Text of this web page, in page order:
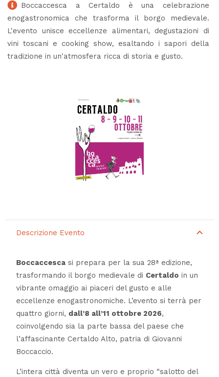
Boccaccesca a Certaldo è una celebrazione
enogastronomica che trasforma il borgo medievale.
L'evento unisce eccellenze alimentari, degustazioni di
vini toscani e cooking show, esaltando i sapori della
tradizione in un'atmosfera ricca di storia e gusto.
Descrizione Evento
Boccaccescasi prepara per la sua 28ª edizione,
trasformando il borgo medievale di Certaldo in un
vibrante omaggio ai piaceri del gusto e alle
eccellenze enogastronomiche. L’evento si terrà per
quattro giorni, dall’8 all’11 ottobre 2026,
coinvolgendo sia la parte bassa del paese che
l’affascinante Certaldo Alto, patria di Giovanni
Boccaccio.
L’intera città diventa un vero e proprio “salotto del